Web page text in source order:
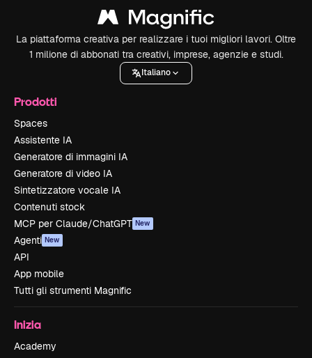
La piattaforma creativa per realizzare i tuoi migliori lavori. Oltre
1 milione di abbonati tra creativi, imprese, agenzie e studi.
Italiano
Prodotti
Spaces
Assistente IA
Generatore di immagini IA
Generatore di video IA
Sintetizzatore vocale IA
Contenuti stock
MCP per Claude/ChatGPT New
Agenti New
API
App mobile
Tutti gli strumenti Magnific
Inizia
Academy